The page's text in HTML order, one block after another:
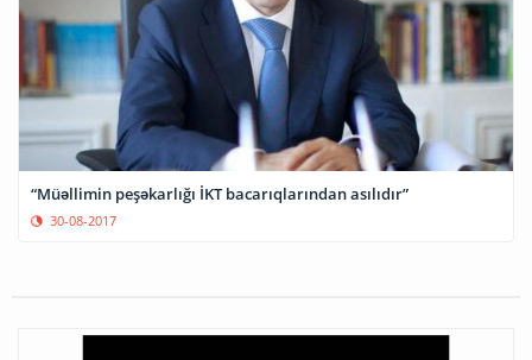
“Müəllimin peşəkarlığı İKT bacarıqlarından asılıdır”
30-08-2017